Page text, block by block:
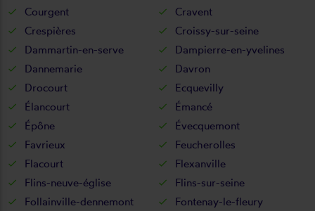
Courgent
Cravent
Crespières
Croissy-sur-seine
Dammartin-en-serve
Dampierre-en-yvelines
Dannemarie
Davron
Drocourt
Ecquevilly
Élancourt
Émancé
Épône
Évecquemont
Favrieux
Feucherolles
Flacourt
Flexanville
Flins-neuve-église
Flins-sur-seine
Follainville-dennemont
Fontenay-le-fleury